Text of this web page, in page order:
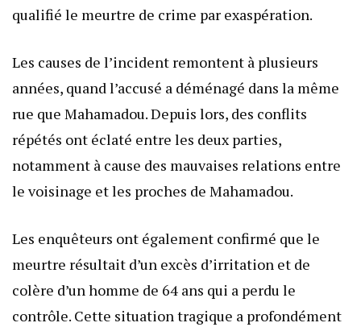
qualifié le meurtre de crime par exaspération.
Les causes de l’incident remontent à plusieurs
années, quand l’accusé a déménagé dans la même
rue que Mahamadou. Depuis lors, des conflits
répétés ont éclaté entre les deux parties,
notamment à cause des mauvaises relations entre
le voisinage et les proches de Mahamadou.
Les enquêteurs ont également confirmé que le
meurtre résultait d’un excès d’irritation et de
colère d’un homme de 64 ans qui a perdu le
contrôle. Cette situation tragique a profondément